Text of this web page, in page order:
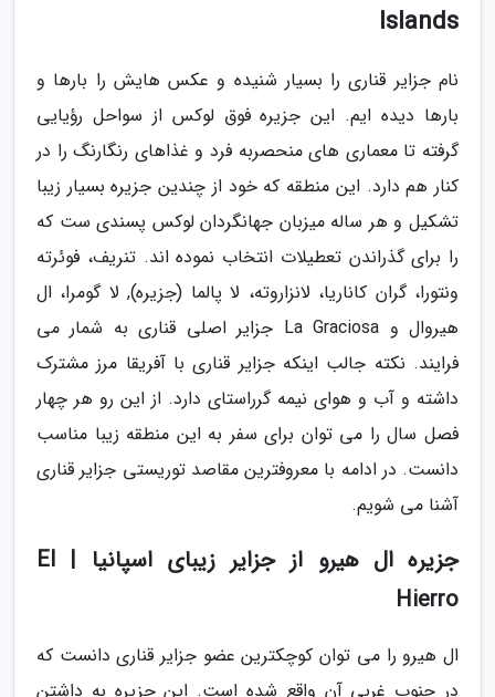
Islands
نام جزایر قناری را بسیار شنیده و عکس هایش را بارها و
بارها دیده ایم. این جزیره فوق لوکس از سواحل رؤیایی
گرفته تا معماری های منحصربه فرد و غذاهای رنگارنگ را در
کنار هم دارد. این منطقه که خود از چندین جزیره بسیار زیبا
تشکیل و هر ساله میزبان جهانگردان لوکس پسندی ست که
را برای گذراندن تعطیلات انتخاب نموده اند. تنریف، فوئرته
ونتورا، گران کاناریا، لانزاروته، لا پالما (جزیره), لا گومرا، ال
هیروال و La Graciosa جزایر اصلی قناری به شمار می
فرایند. نکته جالب اینکه جزایر قناری با آفریقا مرز مشترک
داشته و آب و هوای نیمه گرراستای دارد. از این رو هر چهار
فصل سال را می توان برای سفر به این منطقه زیبا مناسب
دانست. در ادامه با معروفترین مقاصد توریستی جزایر قناری
آشنا می شویم.
جزیره ال هیرو از جزایر زیبای اسپانیا | El
Hierro
ال هیرو را می توان کوچکترین عضو جزایر قناری دانست که
در جنوب غربی آن واقع شده است. این جزیره به داشتن